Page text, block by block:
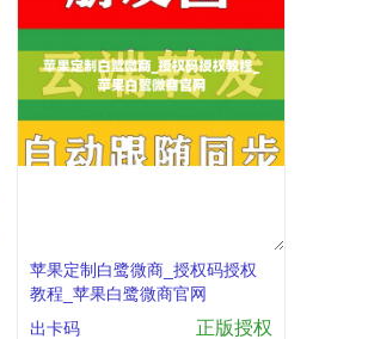
苹果定制白鹭微商_授权码授权
教程_苹果白鹭微商官网
出卡码
正版授权